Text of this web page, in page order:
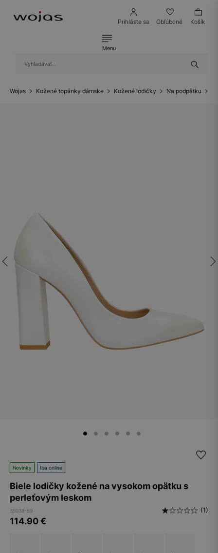
Prihláste sa Obľúbené Košík
Menu
Wojas Kožené topánky dámske Kožené lodičky Na podpätku
Novinky Iba online
Biele lodičky kožené na vysokom opätku s
perleťovým leskom
35039-59 (1)
114.90€